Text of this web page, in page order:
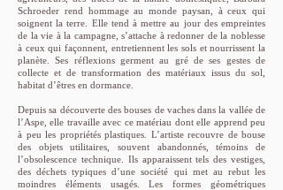
Schroeder rend hommage au monde paysan, à ceux qui
soignent la terre. Elle tend à mettre au jour des empreintes
de la vie à la campagne, s’attache à redonner de la noblesse
à ceux qui façonnent, entretiennent les sols et nourrissent la
planète. Ses réflexions germent au gré de ses gestes de
collecte et de transformation des matériaux issus du sol,
habitat d’êtres en dormance.
Depuis sa découverte des bouses de vaches dans la vallée de
l’Aspe, elle travaille avec ce matériau dont elle apprend peu
à peu les propriétés plastiques. L’artiste recouvre de bouse
des objets utilitaires, souvent abandonnés, témoins de
l’obsolescence technique. Ils apparaissent tels des vestiges,
des déchets typiques d’une société qui met au rebut les
moindres éléments usagés. Les formes géométriques